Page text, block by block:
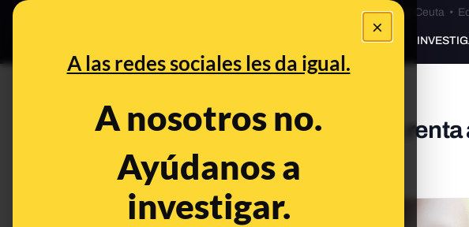
×
A las redes sociales les da igual.
A nosotros no.
Ayúdanos a
investigar.
Especial Ceuta•Bulos Ceuta •
PREBUNKING
Hacienda y las declaraciones de la
varios pagadores
Apr 9, 2021, 9:57:54 AM